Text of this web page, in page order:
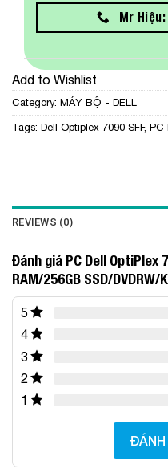
Mr Hiệu:
Add to Wishlist
Category: MÁY BỘ - DELL
Tags: Dell Optiplex 7090 SFF, PC
REVIEWS (0)
Đánh giá PC Dell OptiPlex
RAM/256GB SSD/
5
4
3
2
1
ĐÁNH